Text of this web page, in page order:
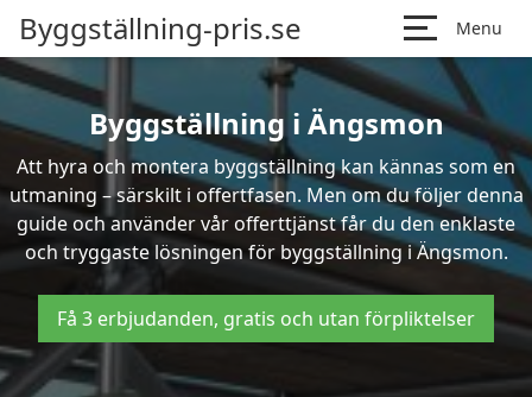
Byggställning-pris.se Menu
Byggställning i Ängsmon
Att hyra och montera byggställning kan kännas som en
utmaning – särskilt i offertfasen. Men om du följer denna
guide och använder vår offerttjänst får du den enklaste
och tryggaste lösningen för byggställning i Ängsmon.
Få 3 erbjudanden, gratis och utan förpliktelser